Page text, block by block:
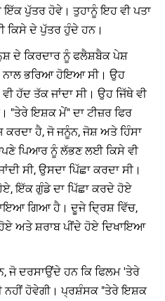
ਇੱਕ ਪੁੱਤਰ ਹੋਵੇ। ਤੁਹਾਨੂੰ ਇਹ ਵੀ ਪਤਾ
ਕਿਸੇ ਦੇ ਪੁੱਤਰ ਹੁੰਦੇ ਹਨ।
ਦੇ ਕਿਰਦਾਰ ਨੂੰ ਫਲੈਸ਼ਬੈਕ ਪੇਸ਼
ਨਾਲ ਭਰਿਆ ਹੋਇਆ ਸੀ। ਉਹ
ਹੱਦ ਤੱਕ ਜਾਂਦਾ ਸੀ। ਉਹ ਜਿੱਥੇ ਵੀ
"ਤੇਰੇ ਇਸ਼ਕ ਮੇਂ" ਦਾ ਟੀਜ਼ਰ ਫਿਰ
ਹੈ, ਜੋ ਜਨੂੰਨ, ਜੋਸ਼ ਅਤੇ ਹਿੰਸਾ
ਪਿਆਰ ਨੂੰ ਲੱਭਣ ਲਈ ਕਿਸੇ ਵੀ
ਸੀ, ਉਸਦਾ ਪਿੱਛਾ ਕਰਦਾ ਸੀ।
ਇੱਕ ਗੁੰਡੇ ਦਾ ਪਿੱਛਾ ਕਰਦੇ ਹੋਏ
ਗਿਆ ਹੈ। ਦੂਜੇ ਦ੍ਰਿਸ਼ ਵਿੱਚ,
ਅਤੇ ਸ਼ਰਾਬ ਪੀਂਦੇ ਹੋਏ ਦਿਖਾਇਆ
ਜੋ ਦਰਸਾਉਂਦੇ ਹਨ ਕਿ ਫਿਲਮ 'ਤੇਰੇ
ਹੋਵੇਗੀ। ਪ੍ਰਸ਼ੰਸਕ "ਤੇਰੇ ਇਸ਼ਕ